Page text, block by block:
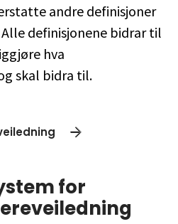
andre definisjoner
definisjonene bidrar til
hva
skal bidra til.
for